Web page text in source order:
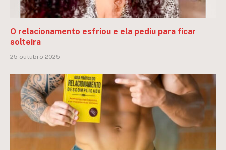
O relacionamento esfriou e ela pediu para ficar
solteira
25 outubro 2025